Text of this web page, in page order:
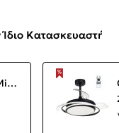
Κατασκευαστή
Cristal Record-Antila Mini XS Ανεμιστήρας οροφής LED 40W Μαύρος ΚΩΔ.-85-094-22-180